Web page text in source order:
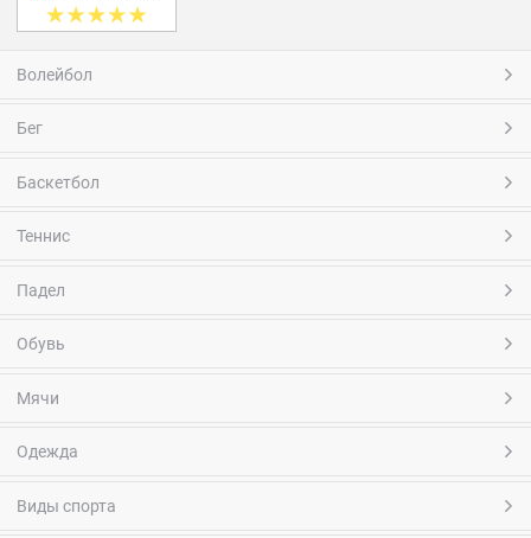
Волейбол
Бег
Баскетбол
Теннис
Падел
Обувь
Мячи
Одежда
Виды спорта